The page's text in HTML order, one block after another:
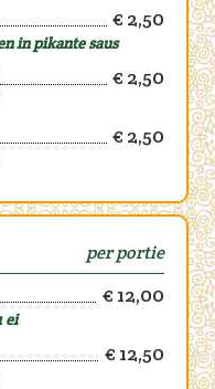
€ 2,50
in pikante saus
€ 2,50
€ 2,50
per portie
€ 12,00
ei
€ 12,50